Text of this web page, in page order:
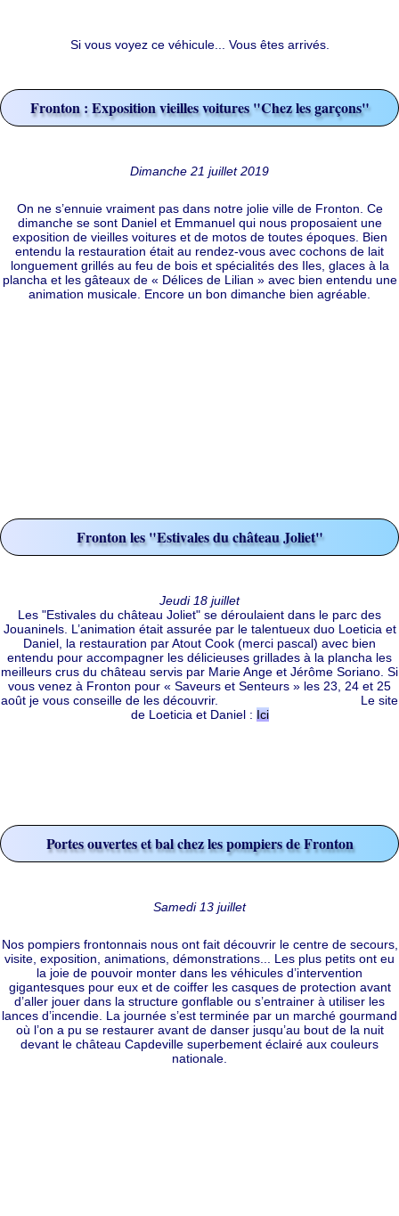
Si vous voyez ce véhicule... Vous êtes arrivés.
Fronton : Exposition vieilles voitures "Chez les garçons"
Dimanche 21 juillet 2019
On ne s’ennuie vraiment pas dans notre jolie ville de Fronton. Ce
dimanche se sont Daniel et Emmanuel qui nous proposaient une
exposition de vieilles voitures et de motos de toutes époques. Bien
entendu la restauration était au rendez-vous avec cochons de lait
longuement grillés au feu de bois et spécialités des Iles, glaces à la
plancha et les gâteaux de « Délices de Lilian » avec bien entendu une
animation musicale. Encore un bon dimanche bien agréable.
Fronton les "Estivales du château Joliet"
Jeudi 18 juillet
Les "Estivales du château Joliet" se déroulaient dans le parc des
Jouaninels. L’animation était assurée par le talentueux duo Loeticia et
Daniel, la restauration par Atout Cook (merci pascal) avec bien
entendu pour accompagner les délicieuses grillades à la plancha les
meilleurs crus du château servis par Marie Ange et Jérôme Soriano. Si
vous venez à Fronton pour « Saveurs et Senteurs » les 23, 24 et 25
août je vous conseille de les découvrir. Le site
de Loeticia et Daniel : Ici
Portes ouvertes et bal chez les pompiers de Fronton
Samedi 13 juillet
Nos pompiers frontonnais nous ont fait découvrir le centre de secours,
visite, exposition, animations, démonstrations... Les plus petits ont eu
la joie de pouvoir monter dans les véhicules d’intervention
gigantesques pour eux et de coiffer les casques de protection avant
d’aller jouer dans la structure gonflable ou s’entrainer à utiliser les
lances d’incendie. La journée s’est terminée par un marché gourmand
où l’on a pu se restaurer avant de danser jusqu’au bout de la nuit
devant le château Capdeville superbement éclairé aux couleurs
nationale.